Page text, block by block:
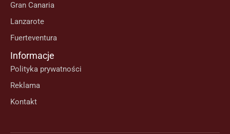
Gran Canaria
Lanzarote
Fuerteventura
Informacje
Polityka prywatności
Reklama
Kontakt